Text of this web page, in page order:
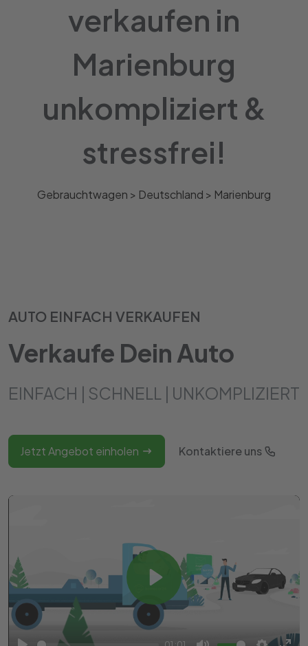
verkaufen in
Marienburg
unkompliziert &
stressfrei!
Gebrauchtwagen > Deutschland > Marienburg
AUTO EINFACH VERKAUFEN
Verkaufe Dein Auto
EINFACH | SCHNELL | UNKOMPLIZIERT
Jetzt Angebot einholen Kontaktiere uns
Play